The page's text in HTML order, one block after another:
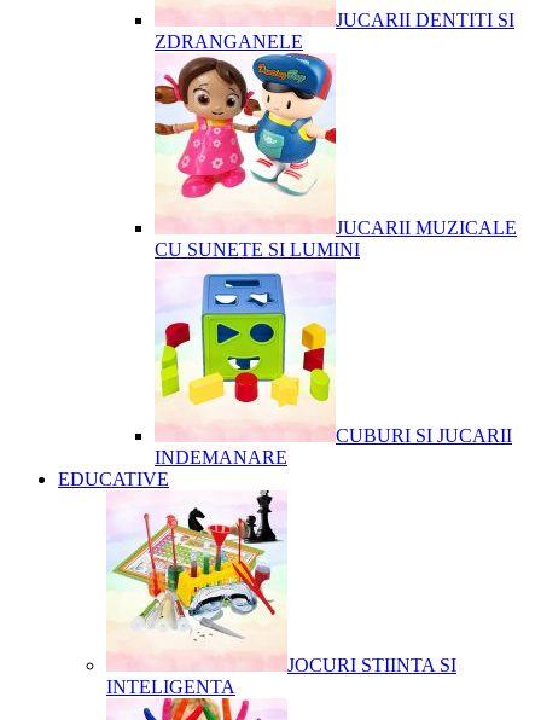
JUCARII DENTITI SI
ZDRANGANELE
JUCARII MUZICALE
CU SUNETE SI LUMINI
CUBURI SI JUCARII
INDEMANARE
EDUCATIVE
JOCURI STIINTA SI
INTELIGENTA